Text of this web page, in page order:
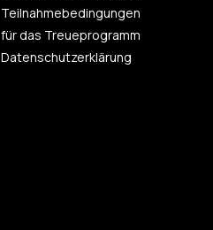
Teilnahmebedingungen
für das Treueprogramm
Datenschutzerklärung